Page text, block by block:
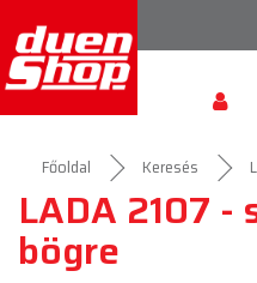
Főoldal Keresés
LADA 2107 -
bögre